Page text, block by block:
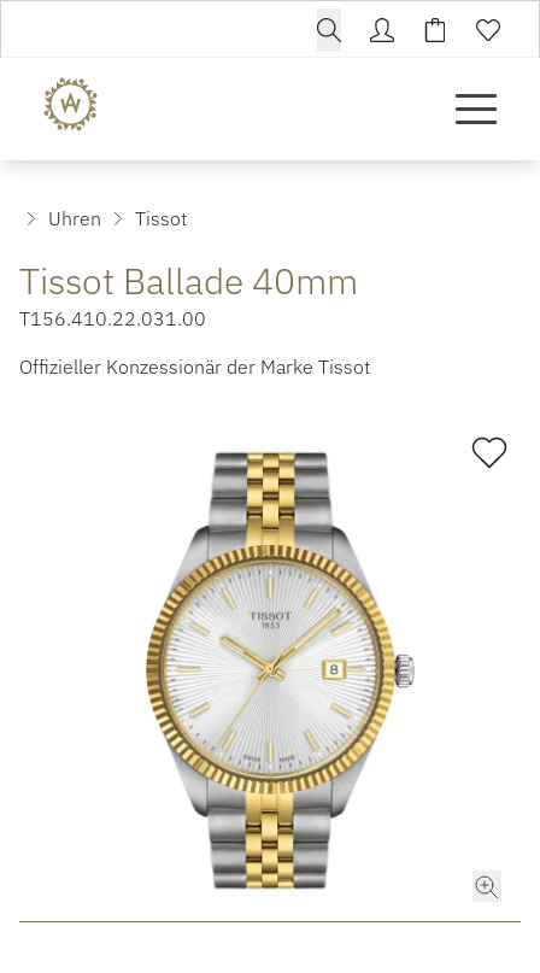
ROLEX CERTIFIED PRE-OWNED
Uhren Tissot
Tissot Ballade 40mm
T156.410.22.031.00
Offizieller Konzessionär der Marke Tissot